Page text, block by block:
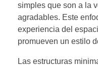
simples que son a la
agradables. Este
experiencia del
promueven un estilo
Las estructuras